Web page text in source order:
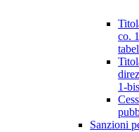
co.
1-
Sanzioni